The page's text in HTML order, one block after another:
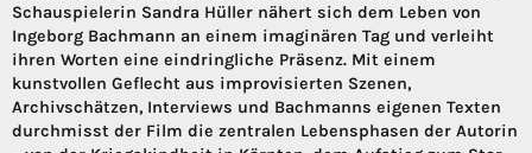
Schauspielerin Sandra Hüller nähert sich dem Leben von
Ingeborg Bachmann an einem imaginären Tag und verleiht
ihren Worten eine eindringliche Präsenz. Mit einem
kunstvollen Geflecht aus improvisierten Szenen,
Archivschätzen, Interviews und Bachmanns eigenen Texten
durchmisst der Film die zentralen Lebensphasen der Autorin